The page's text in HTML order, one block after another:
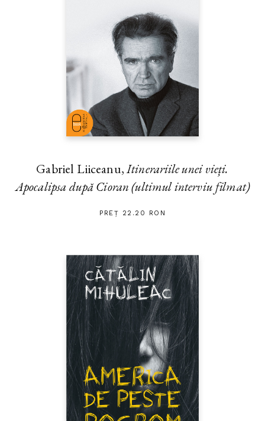
Gabriel Liiceanu,Itinerariile unei vieți.
Apocalipsa după Cioran (ultimul interviu filmat)
PREȚ 22.20 RON